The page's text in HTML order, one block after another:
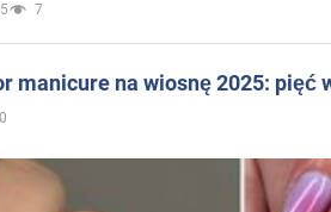
7
manicure na wiosnę 2025: pięć